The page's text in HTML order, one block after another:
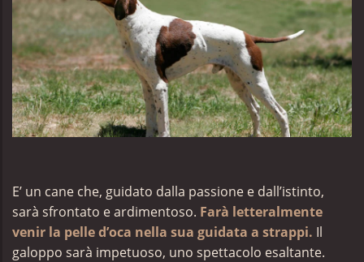
E’ un cane che, guidato dalla passione e dall’istinto,
sarà sfrontato e ardimentoso. Farà letteralmente
venir la pelle d’oca nella sua guidata a strappi. Il
galoppo sarà impetuoso, uno spettacolo esaltante.